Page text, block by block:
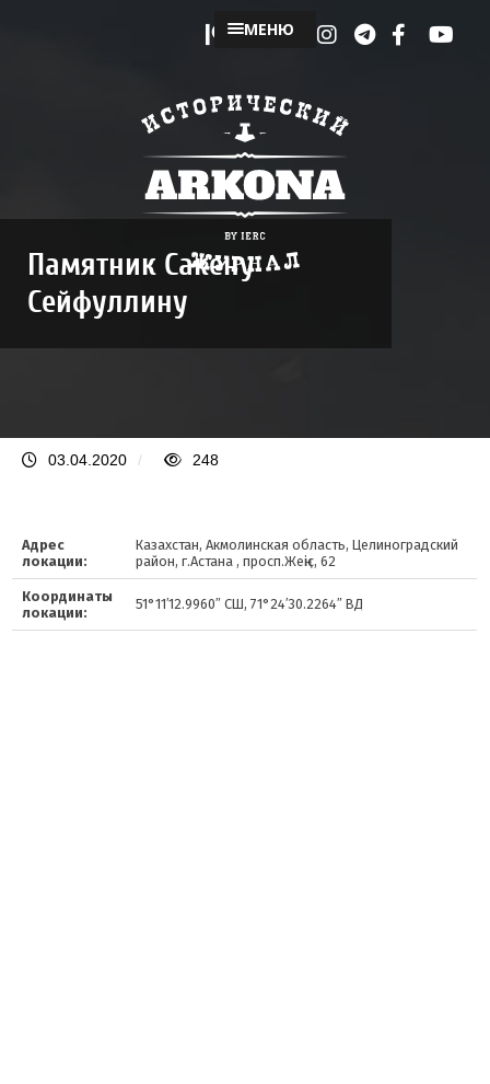
МЕНЮ
Памятник Сакену
Сейфуллину
03.04.2020 / 248
Адрес
локации:
Казахстан, Акмолинская область, Целиноградский
район, г.Астана , просп.Жеңіс, 62
Координаты
локации:
51°11′12.9960″ СШ, 71°24′30.2264″ ВД